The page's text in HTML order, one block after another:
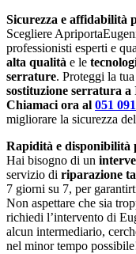
Sicurezza e affidabilità
Scegliere
professionisti esperti e
alta qualità e le
serrature. Proteggi la
sostituzione serratura a
Chiamaci ora al 051
migliorare la sicurezza
Rapidità e disponibilità
Hai bisogno di un
servizio di riparazione
7 giorni su 7, per
Non aspettare che sia
richiedi l’intervento di
alcun intermediario,
nel minor tempo